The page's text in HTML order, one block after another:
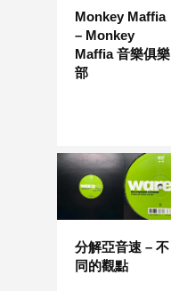
Monkey Maffia
– Monkey
Maffia 音樂俱樂
部
分解亞音速 – 不
同的觀點